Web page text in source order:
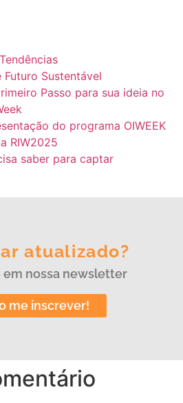
Futuro Sustentável
Passo para sua ideia no
do programa OIWEEK
RIW2025
saber para captar
atualizado?
em nossa newsletter
me inscrever!